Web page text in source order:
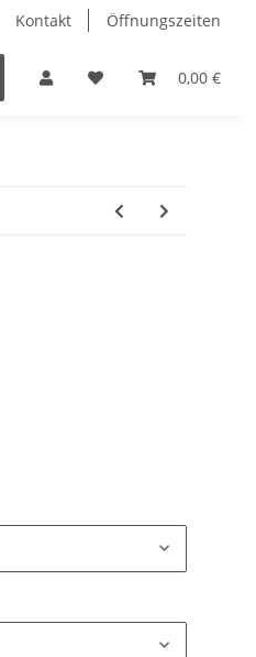
Kontakt Öffnungszeiten
0,00 €
Geschenkartikel &